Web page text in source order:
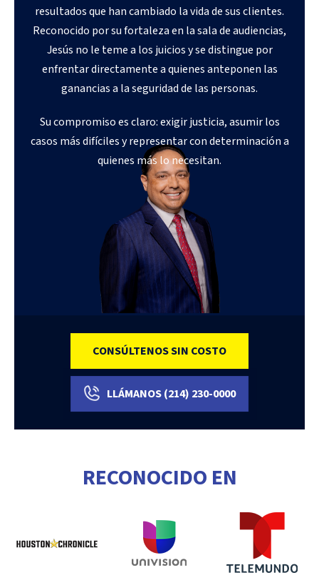
resultados que han cambiado la vida de sus clientes.
Reconocido por su fortaleza en la sala de audiencias,
Jesús no le teme a los juicios y se distingue por
enfrentar directamente a quienes anteponen las
ganancias a la seguridad de las personas.
Su compromiso es claro: exigir justicia, asumir los
casos más difíciles y representar con determinación a
quienes más lo necesitan.
CONSÚLTENOS SIN COSTO
LLÁMANOS(214) 230-0000
RECONOCIDO EN